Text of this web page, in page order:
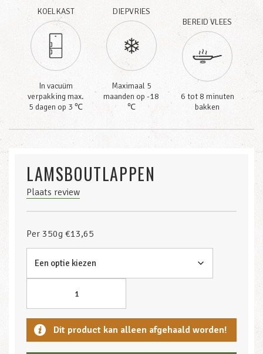
KOELKAST
In vacuüm
verpakking max.
5 dagen op 3 ℃
DIEPVRIES
Maximaal 5
maanden op -18
℃
BEREID VLEES
6 tot 8 minuten
bakken
LAMSBOUTLAPPEN
Plaats review
Per 350g €13,65
Dit product kan alleen afgehaald worden!